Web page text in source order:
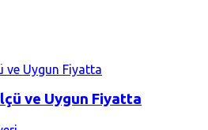
ve Uygun Fiyatta